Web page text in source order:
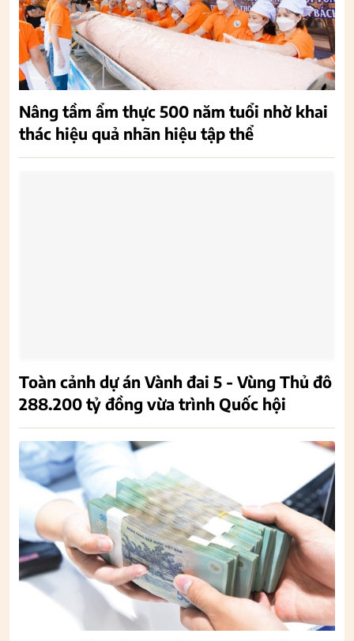
Nâng tầm ẩm thực 500 năm tuổi nhờ khai
thác hiệu quả nhãn hiệu tập thể
Toàn cảnh dự án Vành đai 5 - Vùng Thủ đô
288.200 tỷ đồng vừa trình Quốc hội